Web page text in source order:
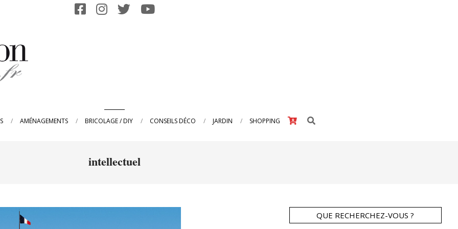
AMÉNAGEMENTS BRICOLAGE / DIY CONSEILS DÉCO JARDIN SHOPPING Search
intellectuel
QUE RECHERCHEZ-VOUS ?